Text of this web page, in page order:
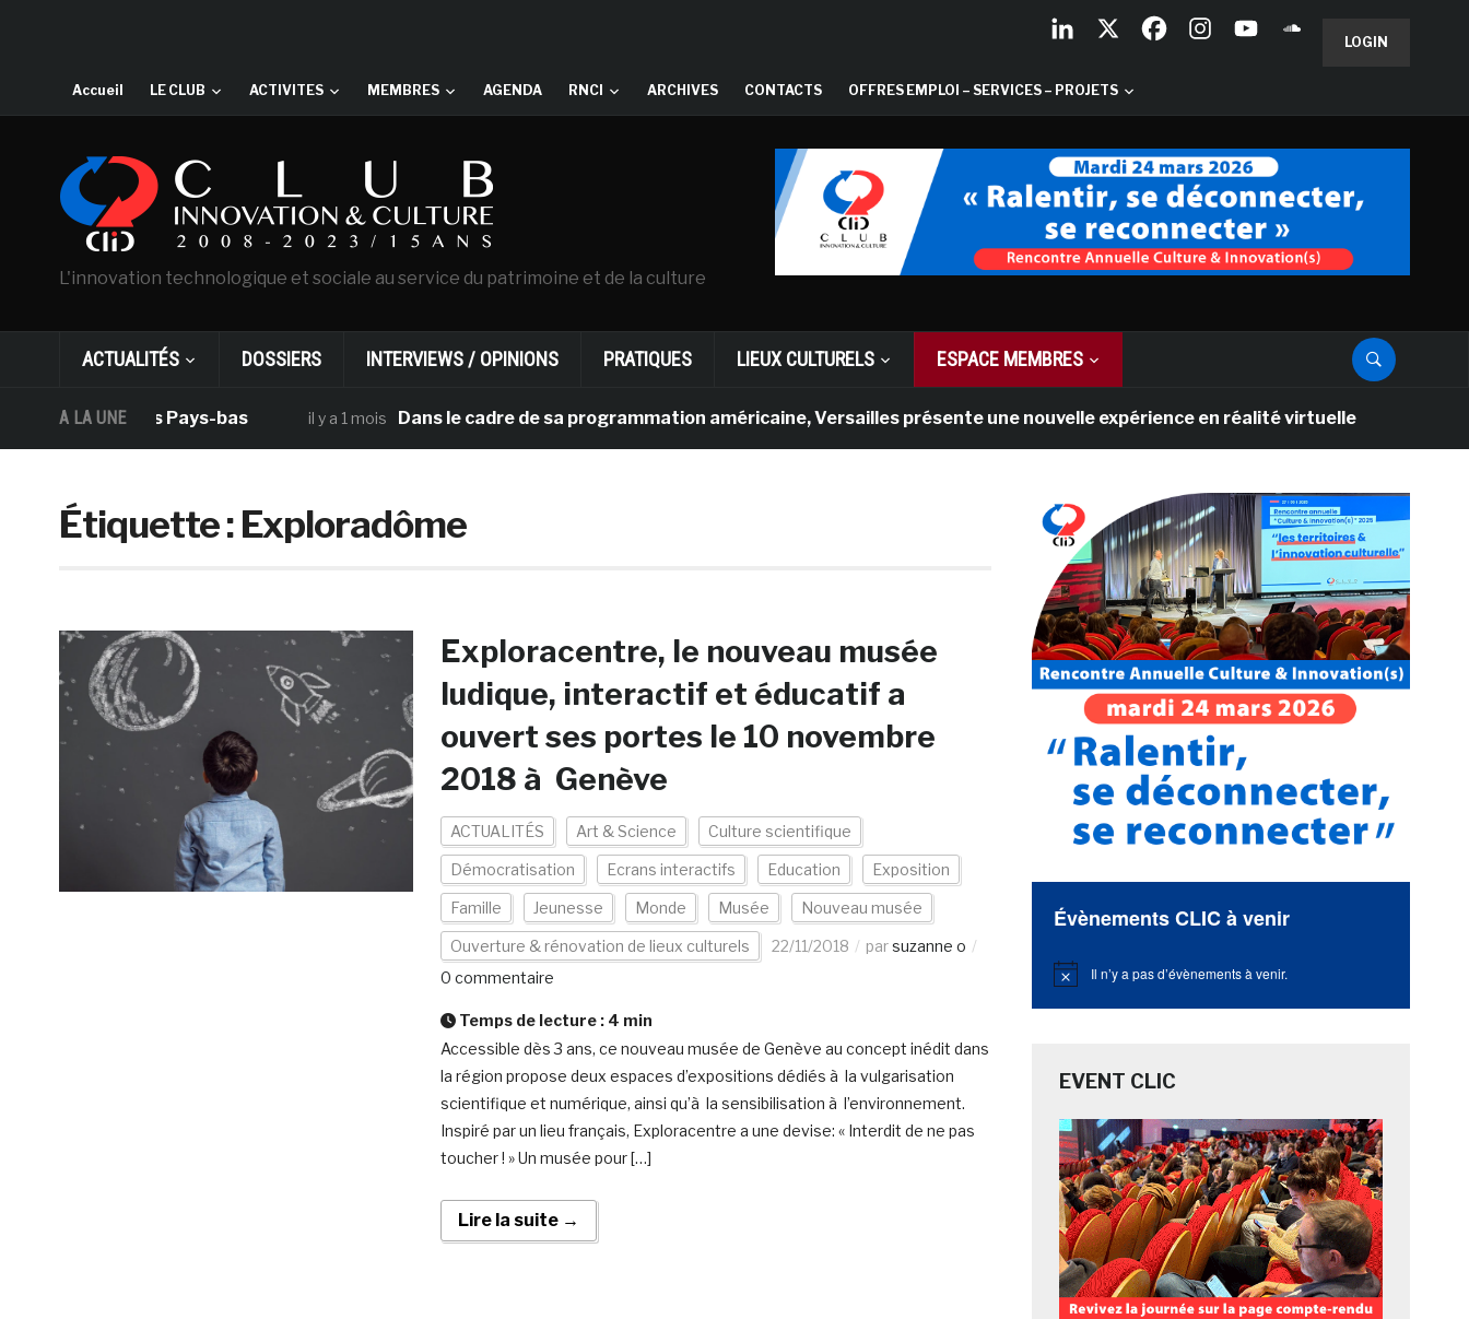
LOGIN
Accueil LE CLUB ACTIVITES MEMBRES AGENDA RNCI ARCHIVES CONTACTS OFFRES EMPLOI – SERVICES – PROJETS
L'innovation technologique et sociale au service du patrimoine et de la culture
ACTUALITÉS DOSSIERS INTERVIEWS / OPINIONS PRATIQUES LIEUX CULTURELS ESPACE MEMBRES
A LA UNE
des Pays-bas il y a 1 mois Dans le cadre de sa programmation américaine, Versailles présente une nouvelle expérience en réalité virtuelle
Étiquette :Exploradôme
Exploracentre, le nouveau musée
ludique, interactif et éducatif a
ouvert ses portes le 10 novembre
2018 à Genève
ACTUALITÉS Art & Science Culture scientifique
Démocratisation Ecrans interactifs Education Exposition
Famille Jeunesse Monde Musée Nouveau musée
Ouverture & rénovation de lieux culturels 22/11/2018 parsuzanne o
0 commentaire
Temps de lecture : 4 min
Accessible dès 3 ans, ce nouveau musée de Genève au concept inédit dans
la région propose deux espaces d’expositions dédiés à la vulgarisation
scientifique et numérique, ainsi qu’à la sensibilisation à l’environnement.
Inspiré par un lieu français, Exploracentre a une devise: « Interdit de ne pas
toucher ! » Un musée pour […]
Lire la suite →
Évènements CLIC à venir
Notice Il n’y a pas d’évènements à venir.
EVENT CLIC